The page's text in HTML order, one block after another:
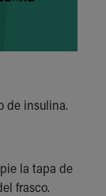
de insulina.
la tapa de
frasco.